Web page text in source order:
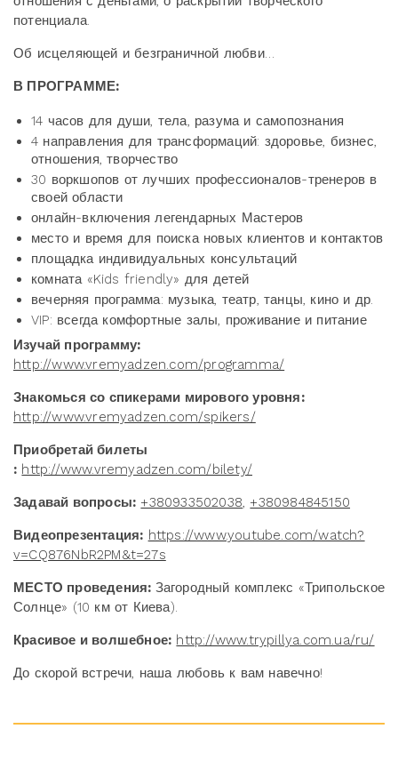
потенциала.
Об исцеляющей и безграничной любви…
В ПРОГРАММЕ:
14 часов для души, тела, разума и самопознания
4 направления для трансформаций: здоровье, бизнес,
отношения, творчество
30 воркшопов от лучших профессионалов-тренеров в
своей области
онлайн-включения легендарных Мастеров
место и время для поиска новых клиентов и контактов
площадка индивидуальных консультаций
комната «Kids friendly» для детей
вечерняя программа: музыка, театр, танцы, кино и др.
VIP: всегда комфортные залы, проживание и питание
Изучай программу:
http://www.vremyadzen.com/programma/
Знакомься со спикерами мирового уровня:
http://www.vremyadzen.com/spikers/
Приобретай билеты
: http://www.vremyadzen.com/bilety/
Задавай вопросы: +380933502038 +380984845150
Видеопрезентация: https://www.youtube.com/watch?
v=CQ876NbR2PM&t=27s
МЕСТО проведения: Загородный комплекс «Трипольское
Солнце» (10 км от Киева).
Красивое и волшебное: http://www.trypillya.com.ua/ru/
До скорой встречи, наша любовь к вам навечно!